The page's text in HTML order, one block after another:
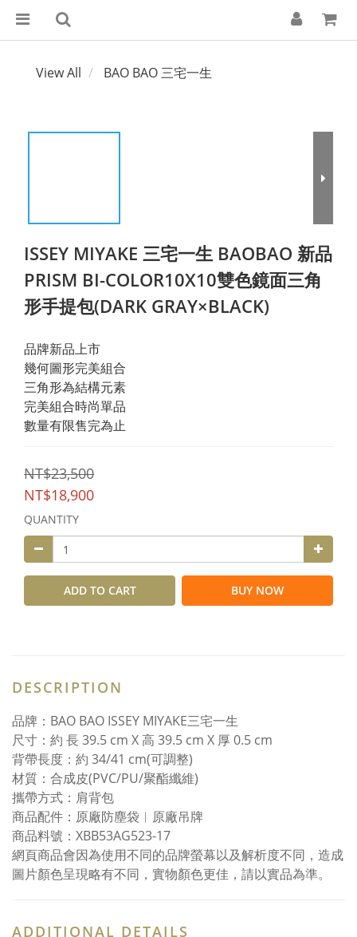
View All BAO BAO 三宅一生
ISSEY MIYAKE 三宅一生 BAOBAO 新品
PRISM BI-COLOR10X10雙色鏡面三角
形手提包(DARK GRAY×BLACK)
品牌新品上市
幾何圖形完美組合
三角形為結構元素
完美組合時尚單品
數量有限售完為止
NT$23,500
NT$18,900
QUANTITY
ADD TO CART BUY NOW
DESCRIPTION
品牌：BAO BAO ISSEY MIYAKE三宅一生
尺寸：約 長 39.5 cm X 高 39.5 cm X 厚 0.5 cm
背帶長度：約 34/41 cm(可調整)
材質：合成皮(PVC/PU/聚酯纖維)
攜帶方式：肩背包
商品配件：原廠防塵袋︱原廠吊牌
商品料號：XBB53AG523-17
網頁商品會因為使用不同的品牌螢幕以及解析度不同，造成
圖片顏色呈現略有不同，實物顏色更佳，請以實品為準。
ADDITIONAL DETAILS